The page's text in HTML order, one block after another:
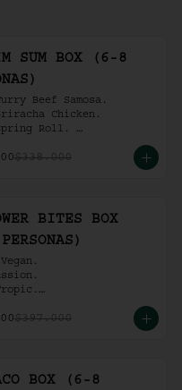
SUM BOX (6-8
Beef Samosa.
Chicken.
Roll.
Siu Roll.
Ribs.
$338.000
BITES BOX
Chilli Crab.
$397.000
BOX (6-8